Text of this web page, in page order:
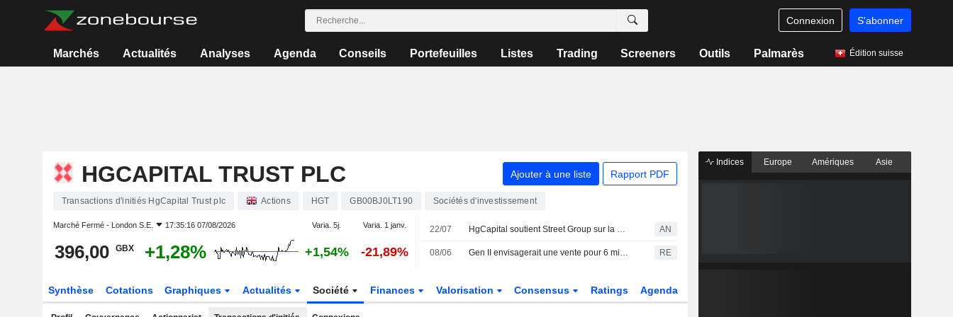
Connexion S'abonner
Marchés Actualités Analyses Agenda Conseils Portefeuilles Listes Trading Screeners Outils Palmarès Édition suisse
HGCAPITAL TRUST PLC Ajouter à une liste Rapport PDF
Transactions d'initiés HgCapital Trust plc Actions HGT GB00BJ0LT190 Sociétés d'investissement
Marché Fermé - London S.E. 17:35:16 07/08/2026 Varia. 5j. Varia. 1 janv.
396,00 GBX +1,28% +1,54% -21,89%
22/07 HgCapital soutient Street Group sur la base d'une valorisation de 200 millions de livres sterling AN
08/06 Gen II envisagerait une vente pour 6 milliards de dollars, selon le FT RE
Synthèse Cotations Graphiques Actualités Société Finances Valorisation Consensus Ratings Agenda
Indices Europe Amériques Asie